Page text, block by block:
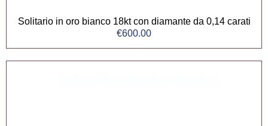
Solitario in oro bianco 18kt con diamante da 0,14 carati
€600.00